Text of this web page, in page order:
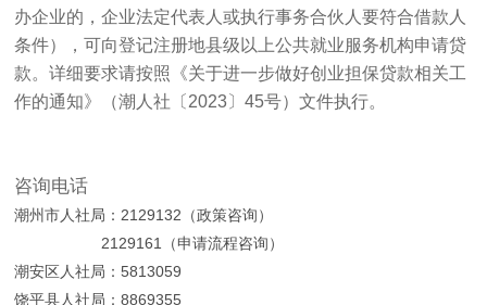
办企业的，企业法定代表人或执行事务合伙人要符合借款人
条件），可向登记注册地县级以上公共就业服务机构申请贷
款。详细要求请按照《关于进一步做好创业担保贷款相关工
作的通知》（潮人社〔2023〕45号）文件执行。
咨询电话
潮州市人社局：2129132（政策咨询）
2129161（申请流程咨询）
潮安区人社局：5813059
饶平县人社局：8869355